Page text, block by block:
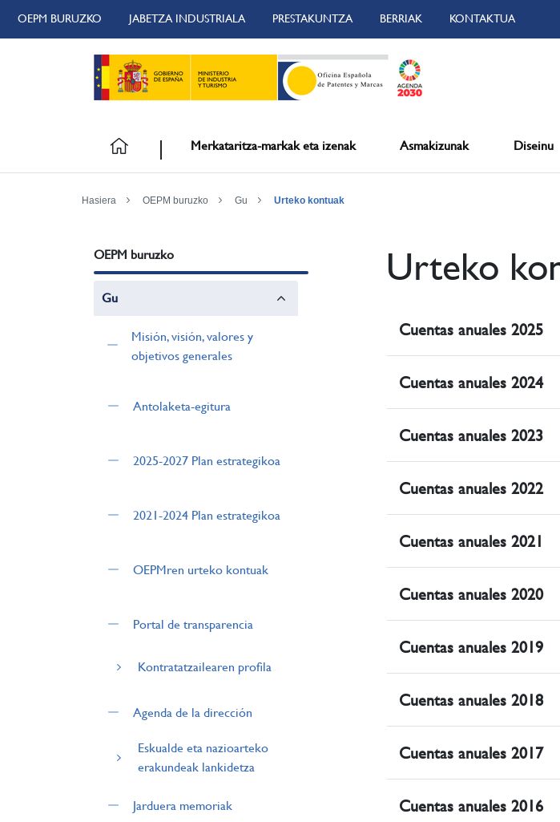
OEPM BURUZKO JABETZA INDUSTRIALA PRESTAKUNTZA BERRIAK KONTAKTUA
Merkataritza-markak eta izenak Asmakizunak Diseinu
Hasiera OEPM buruzko Gu Urteko kontuak
OEPM buruzko
Gu
Misión, visión, valores y
objetivos generales
Antolaketa-egitura
2025-2027 Plan estrategikoa
2021-2024 Plan estrategikoa
OEPMren urteko kontuak
Portal de transparencia
Kontratatzailearen profila
Agenda de la dirección
Eskualde eta nazioarteko
erakundeak lankidetza
Jarduera memoriak
Urteko
Cuentas anuales 2025
Cuentas anuales 2024
Cuentas anuales 2023
Cuentas anuales 2022
Cuentas anuales 2021
Cuentas anuales 2020
Cuentas anuales 2019
Cuentas anuales 2018
Cuentas anuales 2017
Cuentas anuales 2016